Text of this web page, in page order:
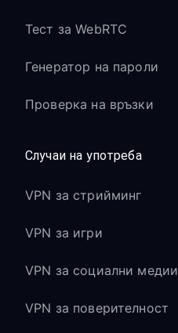
Тест за WebRTC
Генератор на пароли
Проверка на връзки
Случаи на употреба
VPN за стрийминг
VPN за игри
VPN за социални медии
VPN за поверителност